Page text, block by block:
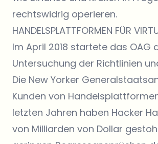
rechtswidrig operieren.
HANDELSPLATTFORMEN FÜR
Im April 2018 startete das OAG
Untersuchung der Richtlinien
Die New Yorker
Kunden von
letzten Jahren haben Hacker
von Milliarden von Dollar